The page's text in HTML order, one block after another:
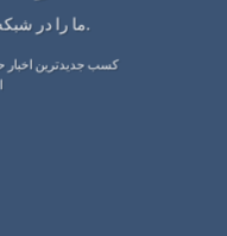
ما را در شبکه های اجتماعی، دنبال کنید.
کسب جدیدترین اخبار